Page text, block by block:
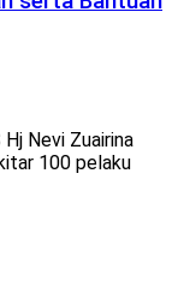
Nevi Zuairina
100 pelaku